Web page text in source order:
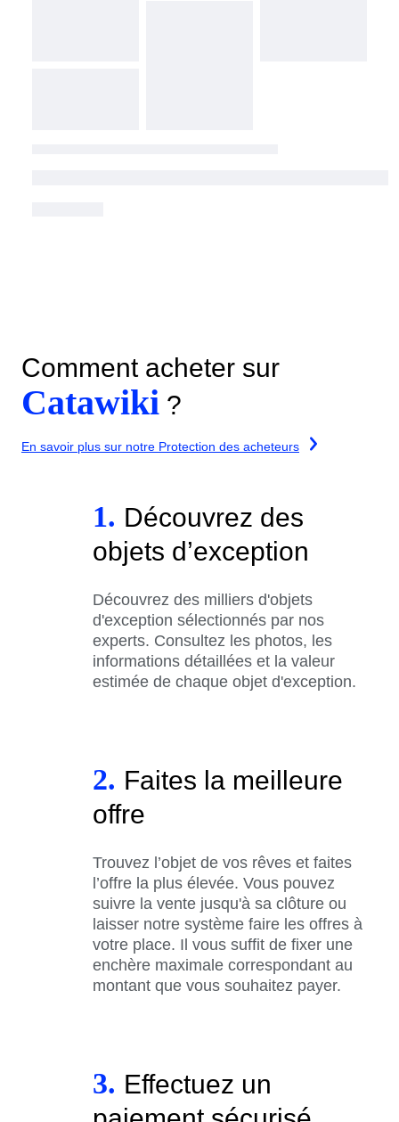
Comment acheter sur
Catawiki ?
En savoir plus sur notre Protection des acheteurs
1. Découvrez des
objets d’exception
Découvrez des milliers d'objets
d'exception sélectionnés par nos
experts. Consultez les photos, les
informations détaillées et la valeur
estimée de chaque objet d'exception.
2. Faites la meilleure
offre
Trouvez l’objet de vos rêves et faites
l’offre la plus élevée. Vous pouvez
suivre la vente jusqu'à sa clôture ou
laisser notre système faire les offres à
votre place. Il vous suffit de fixer une
enchère maximale correspondant au
montant que vous souhaitez payer.
3. Effectuez un